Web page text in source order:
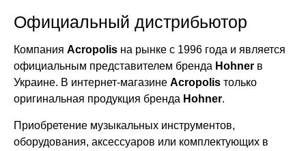
Официальный дистрибьютор
Компания Acropolis на рынке с 1996 года и является
официальным представителем бренда Hohner в
Украине. В интернет-магазине Acropolis только
оригинальная продукция бренда Hohner.
Приобретение музыкальных инструментов,
оборудования, аксессуаров или комплектующих в